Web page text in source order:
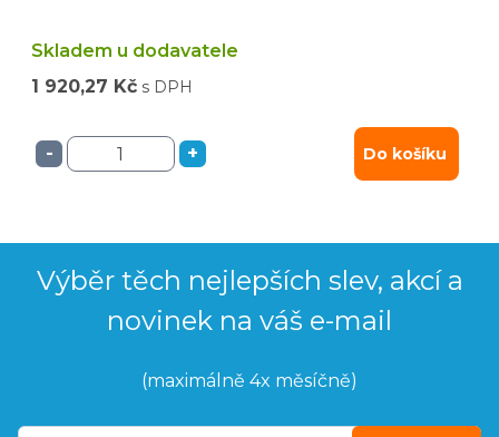
Skladem u dodavatele
1 920,27 Kč s DPH
- + Do košíku
Výběr těch nejlepších slev, akcí a
novinek na váš e-mail
(maximálně 4x měsíčně)